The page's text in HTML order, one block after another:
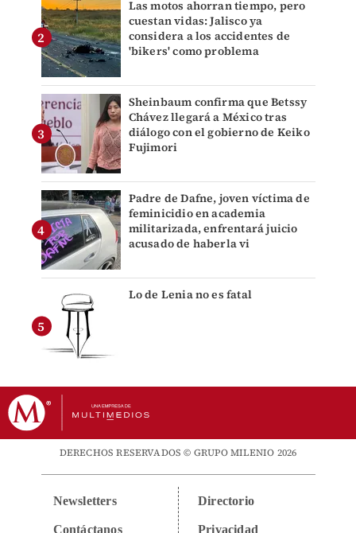
Las motos ahorran tiempo, pero
cuestan vidas: Jalisco ya
considera a los accidentes de
'bikers' como problema
Sheinbaum confirma que Betssy
Chávez llegará a México tras
diálogo con el gobierno de Keiko
Fujimori
Padre de Dafne, joven víctima de
feminicidio en academia
militarizada, enfrentará juicio
acusado de haberla vi
Lo de Lenia no es fatal
DERECHOS RESERVADOS © GRUPO MILENIO 2026
Newsletters
Contáctanos
Directorio
Privacidad